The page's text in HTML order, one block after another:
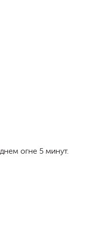
огне 5 минут.